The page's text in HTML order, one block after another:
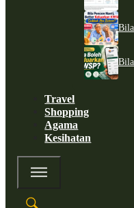
Travel
Shopping
Agama
Kesihatan